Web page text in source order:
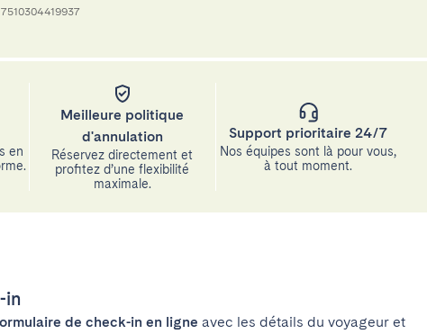
en
Meilleure politique
d'annulation
Réservez directement et
profitez d’une flexibilité
maximale.
Support prioritaire 24/7
Nos équipes sont là pour vous,
à tout moment.
in
de check-in en ligne avec les détails du voyageur et